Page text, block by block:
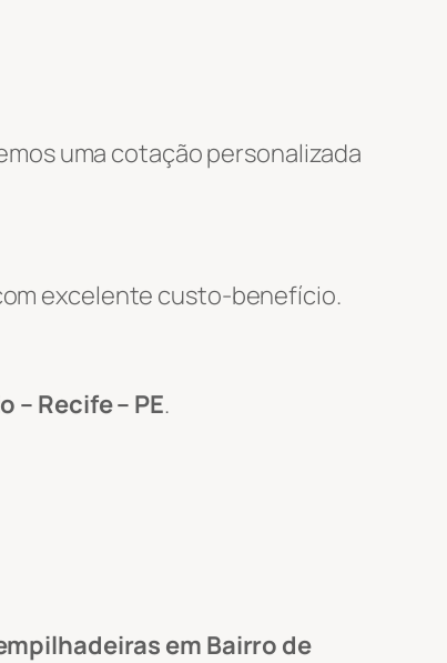
uma cotação personalizada
excelente custo-benefício.
– Recife – PE.
em Bairro de